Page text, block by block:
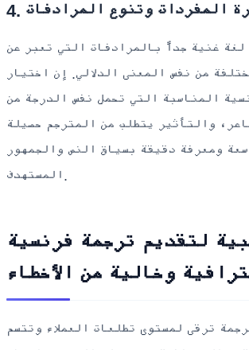
المفردات وتنوع المرادفات
لغة غنية جداً بالمرادفات التي تعبر عن
من نفس المعنى الدلالي. إن اختيار
المناسبة التي تحمل نفس الدرجة من
والتأثير يتطلب من المترجم حصيلة
ومعرفة دقيقة بسياق النص والجمهور
المستهدف.
لتقديم ترجمة فرنسية
وخالية من الأخطاء
ترقى لمستوى تطلعات العملاء وتتسم